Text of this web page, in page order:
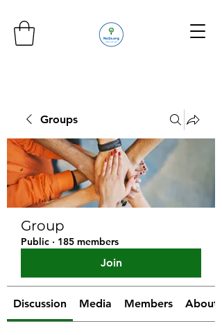
Groups
Group
Public · 185 members
Join
Discussion Media Members About